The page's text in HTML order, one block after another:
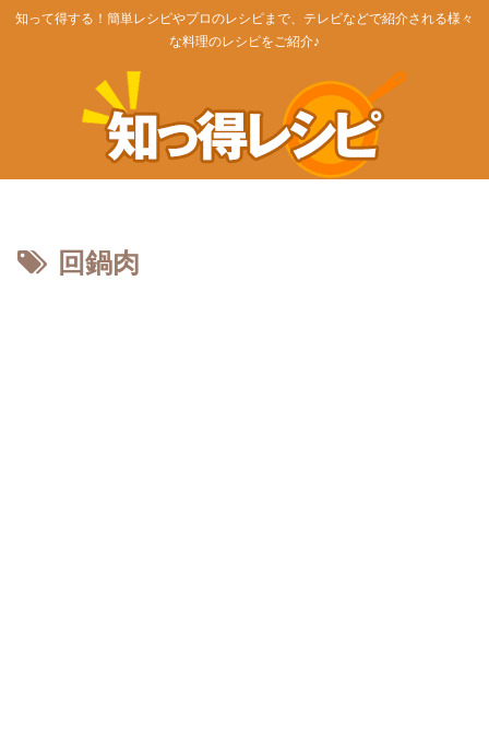
知って得する！簡単レシピやプロのレシピまで、テレビなどで紹介される様々
な料理のレシピをご紹介♪
回鍋肉